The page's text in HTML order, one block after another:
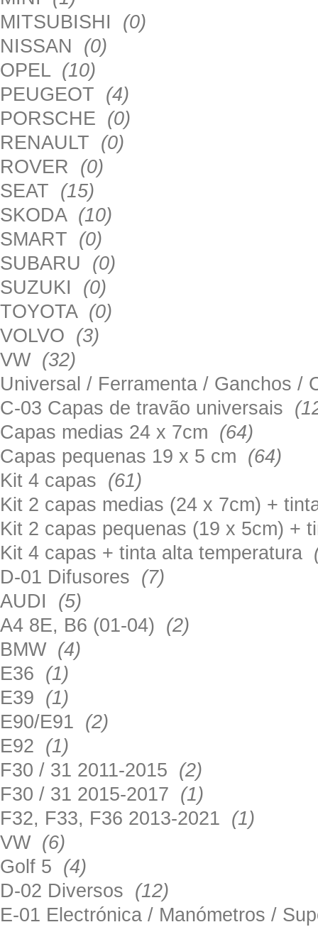
MITSUBISHI (0)
NISSAN (0)
OPEL (10)
PEUGEOT (4)
PORSCHE (0)
RENAULT (0)
ROVER (0)
SEAT (15)
SKODA (10)
SMART (0)
SUBARU (0)
SUZUKI (0)
TOYOTA (0)
VOLVO (3)
VW (32)
Universal / Ferramenta / Ganchos
C-03 Capas de travão universais
Capas medias 24 x 7cm (64)
Capas pequenas 19 x 5 cm (64)
Kit 4 capas (61)
Kit 2 capas medias (24 x 7cm) +
Kit 2 capas pequenas (19 x 5cm) +
Kit 4 capas + tinta alta temperatura
D-01 Difusores (7)
AUDI (5)
A4 8E, B6 (01-04) (2)
BMW (4)
E36 (1)
E39 (1)
E90/E91 (2)
E92 (1)
F30 / 31 2011-2015 (2)
F30 / 31 2015-2017 (1)
F32, F33, F36 2013-2021 (1)
VW (6)
Golf 5 (4)
D-02 Diversos (12)
E-01 Electrónica / Manómetros /